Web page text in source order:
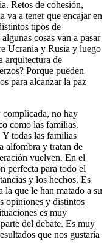
Retos de cohesión,
va a tener que encajar en
tipos de
cosas van a pasar
Ucrania y Rusia y luego
arquitectura de
Porque pueden
para alcanzar la paz
complicada, no hay
como las familias.
Y todas las familias
alfombra y tratan de
vuelven. En el
perfecta para todo el
y los hechos. Es
que le han matado a su
opiniones y distintos
es muy
del debate. Es muy
que nos gustaría